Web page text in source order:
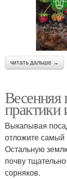
читать дальше →
Весенняя
практики
Выкапывая
отложите самый
Остальную
почву
сорняков.